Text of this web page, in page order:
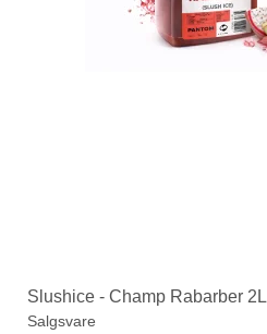
Slushice - Champ Rabarber 2L
Salgsvare